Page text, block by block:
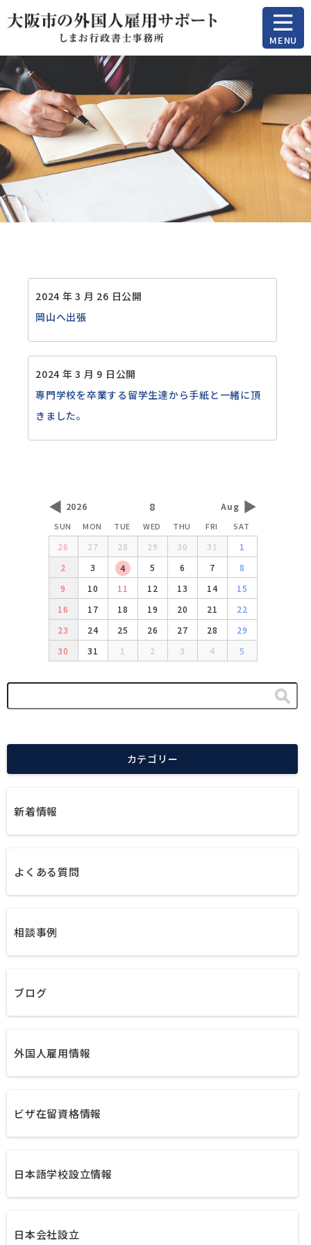
MENU
◀ 2026 8 Aug ▶
SUN MON TUE WED THU FRI SAT
26 27 28 29 30 31
1
2
3 4 5 6 7
8
9
10 11 12 13 14
15
16
17 18 19 20 21
22
23
24 25 26 27 28
29
30
31 1 2 3 4 5
カテゴリー
新着情報
よくある質問
相談事例
ブログ
外国人雇用情報
ビザ在留資格情報
日本語学校設立情報
日本会社設立
2024 年 3 月 26 日公開
岡山へ出張
2024 年 3 月 9 日公開
専門学校を卒業する留学生達から手紙と一緒に頂
きました。